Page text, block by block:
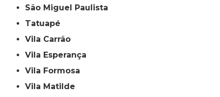
São Miguel Paulista
Tatuapé
Vila Carrão
Vila Esperança
Vila Formosa
Vila Matilde